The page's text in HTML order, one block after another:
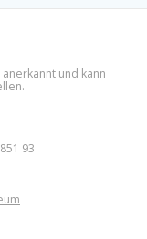
und kann
93